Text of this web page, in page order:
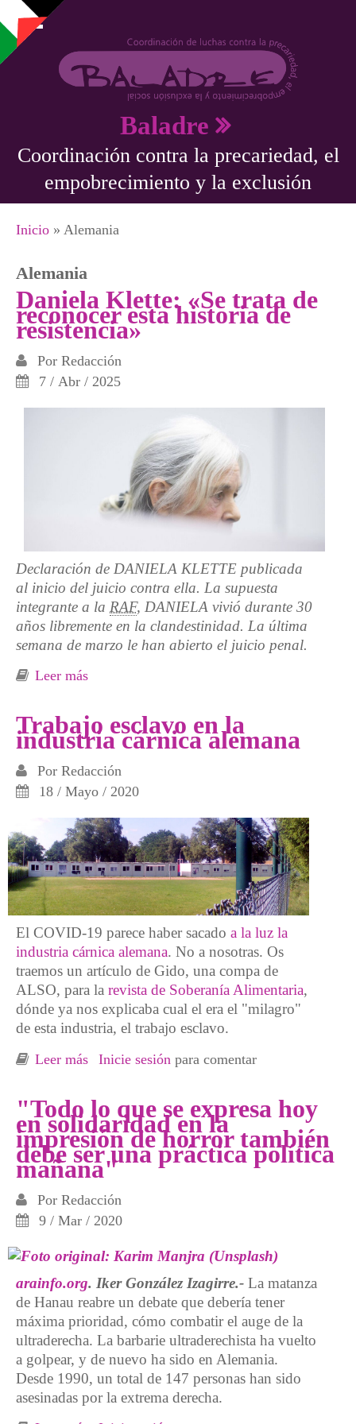
Pasar al contenido principal
Baladre
Coordinación contra la precariedad, el
empobrecimiento y la exclusión
Se encuentra usted aquí
Inicio » Alemania
Alemania
Daniela Klette: «Se trata de
reconocer esta historia de
resistencia»
Por Redacción
7 / Abr / 2025
Declaración de DANIELA KLETTE publicada
al inicio del juicio contra ella. La supuesta
integrante a la RAF, DANIELA vivió durante 30
años libremente en la clandestinidad. La última
semana de marzo le han abierto el juicio penal.
Leer más
Trabajo esclavo en la
industria cárnica alemana
Por Redacción
18 / Mayo / 2020
El COVID-19 parece haber sacado a la luz la
industria cárnica alemana. No a nosotras. Os
traemos un artículo de Gido, una compa de
ALSO, para la revista de Soberanía Alimentaria,
dónde ya nos explicaba cual el era el "milagro"
de esta industria, el trabajo esclavo.
Leer más sobre Trabajo esclavo en la industria cárnica
Inicie sesión para comentar
"Todo lo que se expresa hoy
en solidaridad en la
impresión de horror también
debe ser una práctica política
mañana"
Por Redacción
9 / Mar / 2020
arainfo.org. Iker González Izagirre.- La matanza
de Hanau reabre un debate que debería tener
máxima prioridad, cómo combatir el auge de la
ultraderecha. La barbarie ultraderechista ha vuelto
a golpear, y de nuevo ha sido en Alemania.
Desde 1990, un total de 147 personas han sido
asesinadas por la extrema derecha.